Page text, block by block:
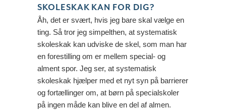
SKOLESKAK KAN FOR DIG?
Åh, det er svært, hvis jeg bare skal vælge en
ting. Så tror jeg simpelthen, at systematisk
skoleskak kan udviske de skel, som man har
en forestilling om er mellem special- og
alment spor. Jeg ser, at systematisk
skoleskak hjælper med et nyt syn på barrierer
og fortællinger om, at børn på specialskoler
på ingen måde kan blive en del af almen.